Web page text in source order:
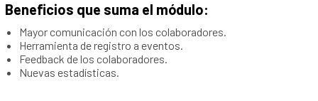
Beneficios que suma el módulo:
Mayor comunicación con los colaboradores.
Herramienta de registro a eventos.
Feedback de los colaboradores.
Nuevas estadísticas.